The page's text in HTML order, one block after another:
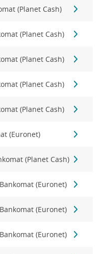
(Planet Cash)
(Planet Cash)
(Planet Cash)
(Planet Cash)
(Planet Cash)
(Euronet)
(Planet Cash)
Bankomat (Euronet)
Bankomat (Euronet)
Bankomat (Euronet)